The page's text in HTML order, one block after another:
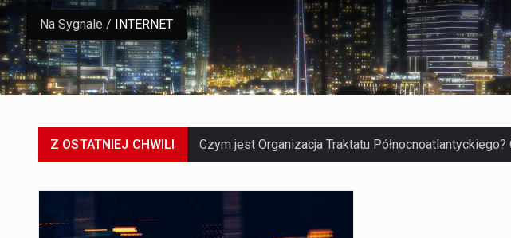
Na Sygnale / INTERNET
Z OSTATNIEJ CHWILI